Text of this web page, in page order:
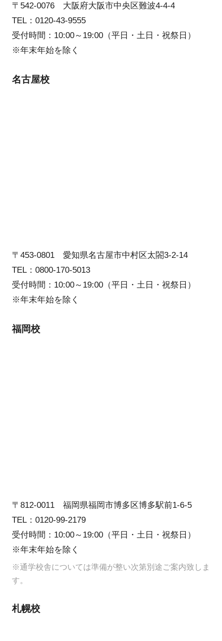
〒542-0076 大阪府大阪市中央区難波4-4-4
TEL：0120-43-9555
受付時間：10:00～19:00（平日・土日・祝祭日）
※年末年始を除く
名古屋校
〒453-0801 愛知県名古屋市中村区太閤3-2-14
TEL：0800-170-5013
受付時間：10:00～19:00（平日・土日・祝祭日）
※年末年始を除く
福岡校
〒812-0011 福岡県福岡市博多区博多駅前1-6-5
TEL：0120-99-2179
受付時間：10:00～19:00（平日・土日・祝祭日）
※年末年始を除く
※通学校舎については準備が整い次第別途ご案内致しま
す。
札幌校